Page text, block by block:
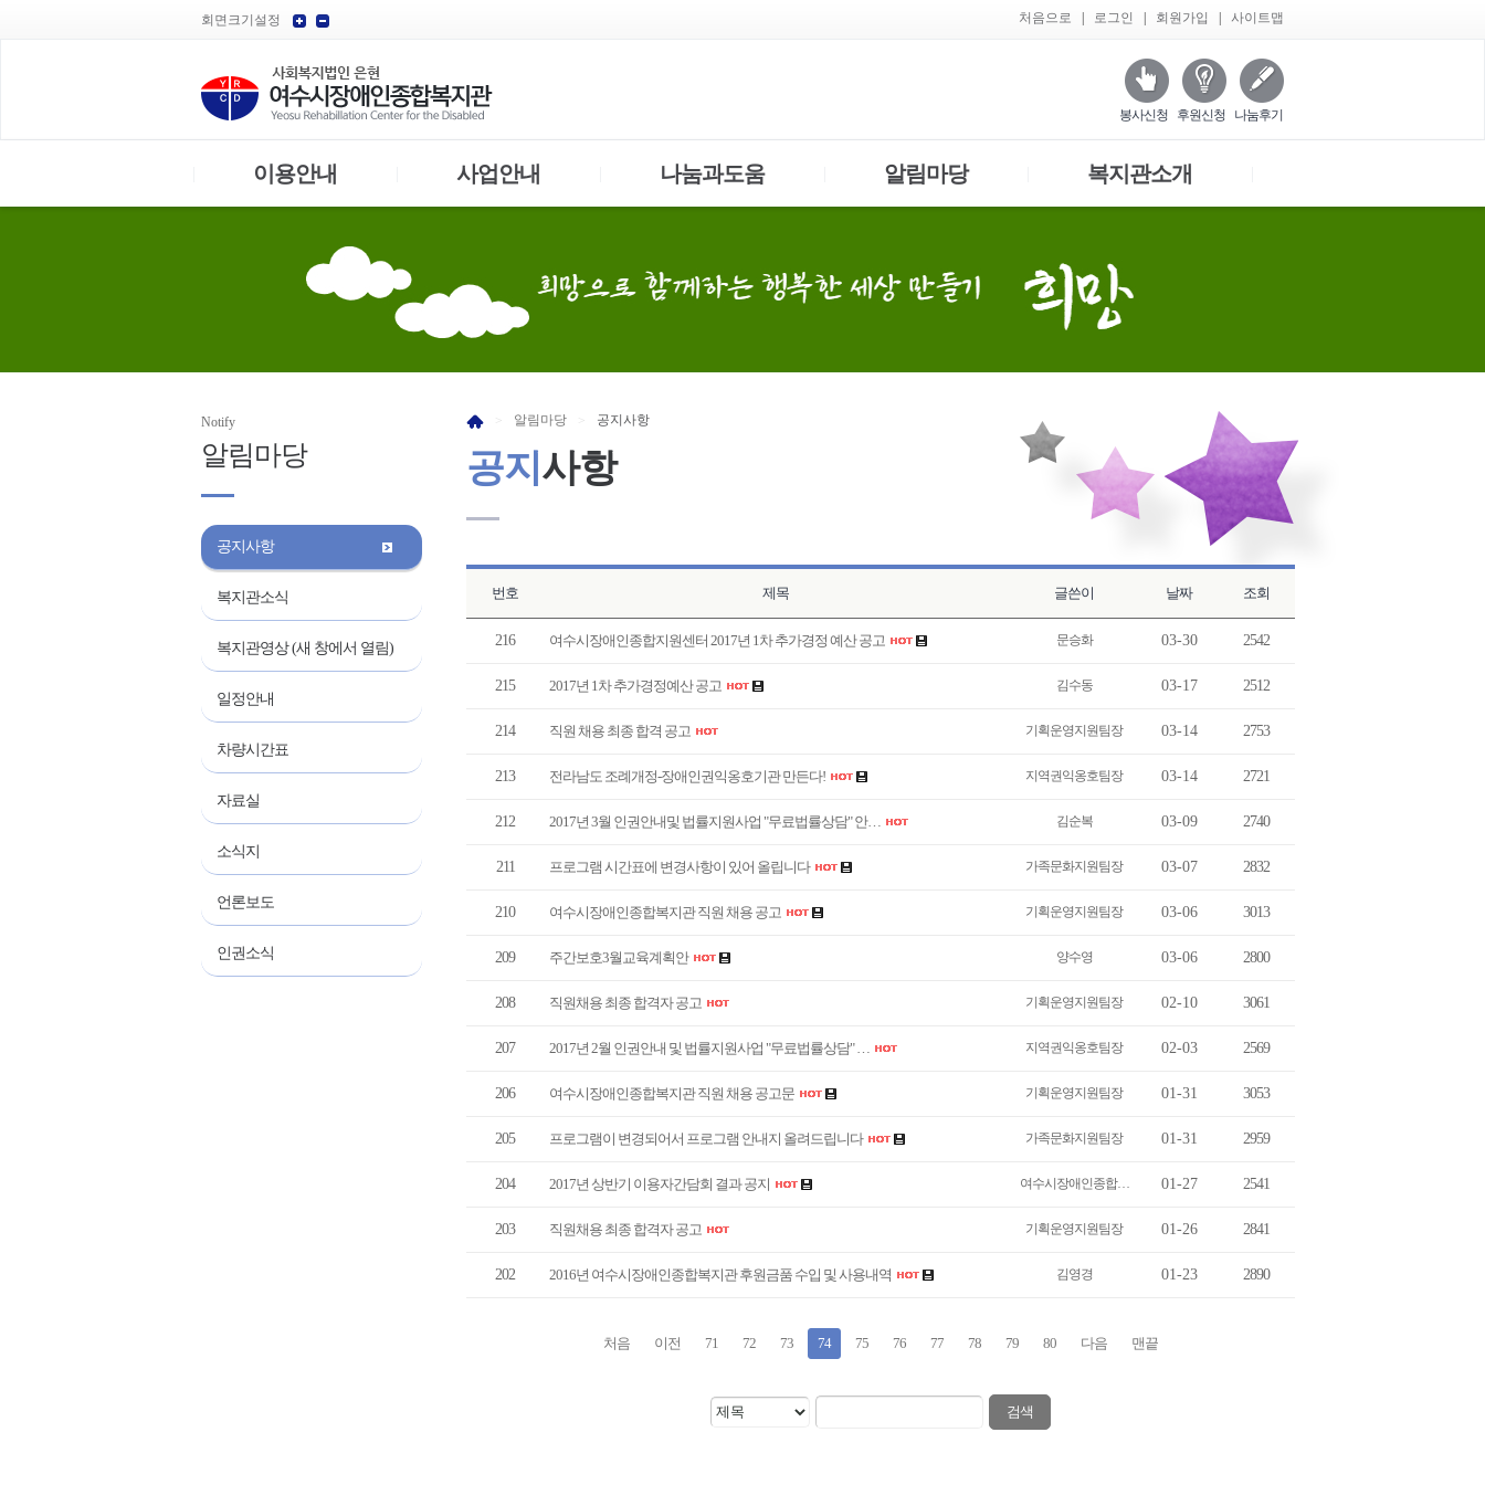
회면크기설정 처음으로 | 로그인 | 회원가입 | 사이트맵
봉사신청 후원신청 나눔후기
이용안내 사업안내 나눔과도움 알림마당 복지관소개
Notify
알림마당
공지사항
복지관소식
복지관영상 (새 창에서 열림)
일정안내
차량시간표
자료실
소식지
언론보도
인권소식
> 알림 마당 > 공지 사항
공지 사항
번호 제목 글쓴이 날짜 조회
216 여수시장애인종합지원센터 2017년 1차 추가경정 예산 공고 문승화 03-30 2542
215 2017년 1차 추가경정예산 공고 김수동 03-17 2512
214 직원 채용 최종 합격 공고 기획운영지원팀장 03-14 2753
213 전라남도 조례개정-장애인권익옹호기관 만든다! 지역권익옹호팀장 03-14 2721
212 2017년 3월 인권안내및 법률지원사업 "무료법률상담" 안… 김순복 03-09 2740
211 프로그램 시간표에 변경사항이 있어 올립니다 가족문화지원팀장 03-07 2832
210 여수시장애인종합복지관 직원 채용 공고 기획운영지원팀장 03-06 3013
209 주간보호3월교육계획안 양수영 03-06 2800
208 직원채용 최종 합격자 공고 기획운영지원팀장 02-10 3061
207 2017년 2월 인권안내 및 법률지원사업 "무료법률상담" … 지역권익옹호팀장 02-03 2569
206 여수시장애인종합복지관 직원 채용 공고문 기획운영지원팀장 01-31 3053
205 프로그램이 변경되어서 프로그램 안내지 올려드립니다 가족문화지원팀장 01-31 2959
204 2017년 상반기 이용자간담회 결과 공지 여수시장애인종합… 01-27 2541
203 직원채용 최종 합격자 공고 기획운영지원팀장 01-26 2841
202 2016년 여수시장애인종합복지관 후원금품 수입 및 사용내역 김영경 01-23 2890
처음 이전 71 72 73 74 75 76 77 78 79 80 다음 맨끝
검색